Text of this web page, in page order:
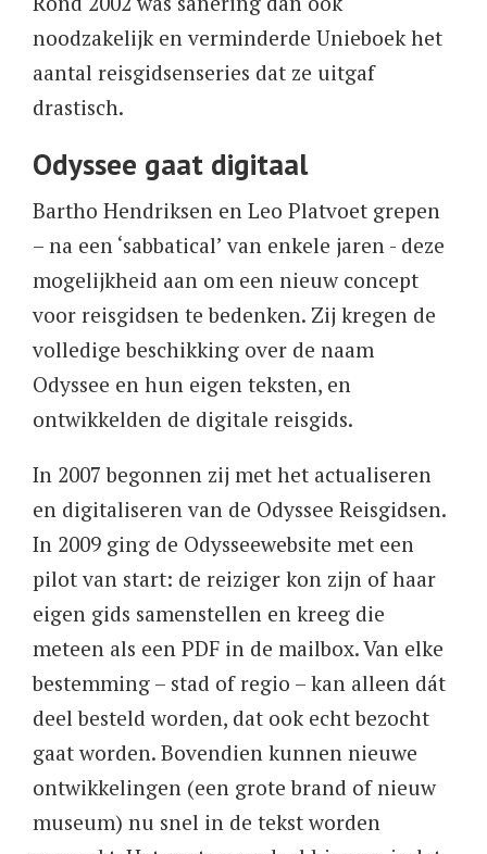
noodzakelijk en verminderde Unieboek het
aantal reisgidsenseries dat ze uitgaf
drastisch.
Odyssee gaat digitaal
Bartho Hendriksen en Leo Platvoet grepen
– na een ‘sabbatical’ van enkele jaren - deze
mogelijkheid aan om een nieuw concept
voor reisgidsen te bedenken. Zij kregen de
volledige beschikking over de naam
Odyssee en hun eigen teksten, en
ontwikkelden de digitale reisgids.
In 2007 begonnen zij met het actualiseren
en digitaliseren van de Odyssee Reisgidsen.
In 2009 ging de Odysseewebsite met een
pilot van start: de reiziger kon zijn of haar
eigen gids samenstellen en kreeg die
meteen als een PDF in de mailbox. Van elke
bestemming – stad of regio – kan alleen dát
deel besteld worden, dat ook echt bezocht
gaat worden. Bovendien kunnen nieuwe
ontwikkelingen (een grote brand of nieuw
museum) nu snel in de tekst worden